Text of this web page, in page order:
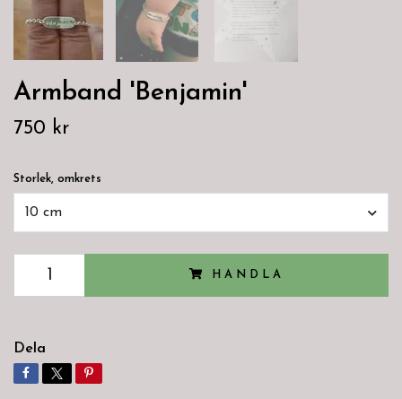
Armband 'Benjamin'
750 kr
Storlek, omkrets
10 cm
HANDLA
Dela